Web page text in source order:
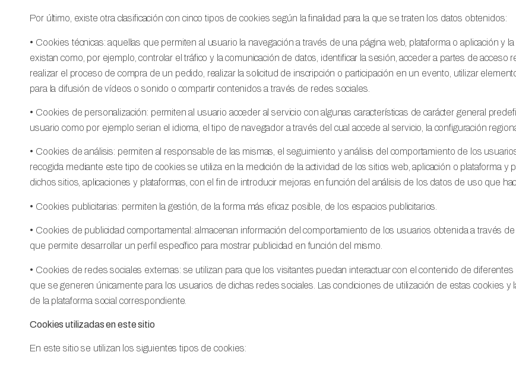
Por último, existe otra clasificación con cinco tipos de cookies según la finalidad para la que se traten los datos obtenidos:
• Cookies técnicas: aquellas que permiten al usuario la navegación a través de una página web, plataforma o aplicación y
existan como, por ejemplo, controlar el tráfico y la comunicación de datos, identificar la sesión, acceder a partes de
realizar el proceso de compra de un pedido, realizar la solicitud de inscripción o participación en un evento, utilizar
para la difusión de vídeos o sonido o compartir contenidos a través de redes sociales.
• Cookies de personalización: permiten al usuario acceder al servicio con algunas características de carácter general
usuario como por ejemplo serian el idioma, el tipo de navegador a través del cual accede al servicio, la configuración
• Cookies de análisis: permiten al responsable de las mismas, el seguimiento y análisis del comportamiento de los
recogida mediante este tipo de cookies se utiliza en la medición de la actividad de los sitios web, aplicación o plataforma
dichos sitios, aplicaciones y plataformas, con el fin de introducir mejoras en función del análisis de los datos de uso que
• Cookies publicitarias: permiten la gestión, de la forma más eficaz posible, de los espacios publicitarios.
• Cookies de publicidad comportamental: almacenan información del comportamiento de los usuarios obtenida a través
que permite desarrollar un perfil específico para mostrar publicidad en función del mismo.
• Cookies de redes sociales externas: se utilizan para que los visitantes puedan interactuar con el contenido de
que se generen únicamente para los usuarios de dichas redes sociales. Las condiciones de utilización de estas cookies y
de la plataforma social correspondiente.
Cookies utilizadas en este sitio
En este sitio se utilizan los siguientes tipos de cookies: